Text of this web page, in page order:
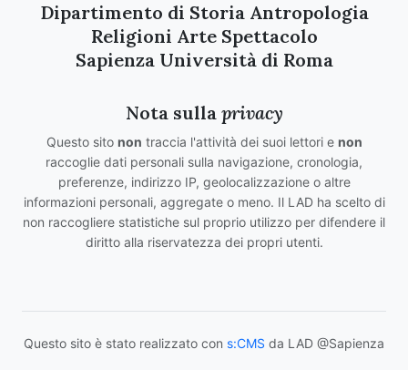
Dipartimento di Storia Antropologia
Religioni Arte Spettacolo
Sapienza Università di Roma
Nota sulla privacy
Questo sito non traccia l'attività dei suoi lettori e non
raccoglie dati personali sulla navigazione, cronologia,
preferenze, indirizzo IP, geolocalizzazione o altre
informazioni personali, aggregate o meno. Il LAD ha scelto di
non raccogliere statistiche sul proprio utilizzo per difendere il
diritto alla riservatezza dei propri utenti.
Questo sito è stato realizzato con s:CMS da LAD @Sapienza